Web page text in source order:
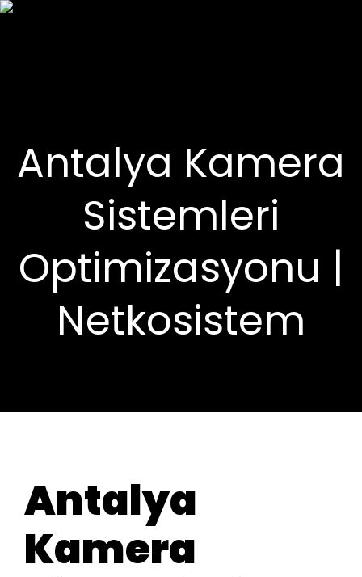
Antalya Kamera
Sistemleri
Optimizasyonu |
Netkosistem
Antalya
Kamera